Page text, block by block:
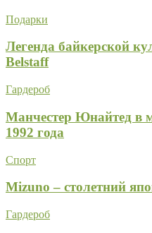
Подарки
Легенда байкерской
Belstaff
Гардероб
Манчестер Юнайтед в
1992 года
Спорт
Mizuno – столетний
Гардероб